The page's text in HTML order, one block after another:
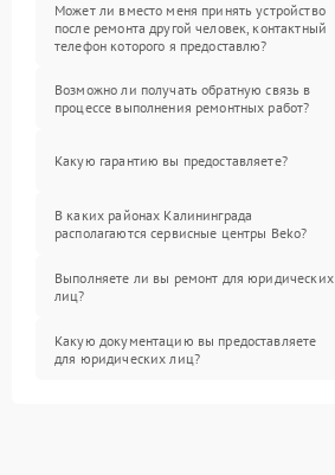
Может ли вместо меня принять устройство
после ремонта другой человек, контактный
телефон которого я предоставлю?
Возможно ли получать обратную связь в
процессе выполнения ремонтных работ?
Какую гарантию вы предоставляете?
В каких районах Калининграда
располагаются сервисные центры Beko?
Выполняете ли вы ремонт для юридических
лиц?
Какую документацию вы предоставляете
для юридических лиц?